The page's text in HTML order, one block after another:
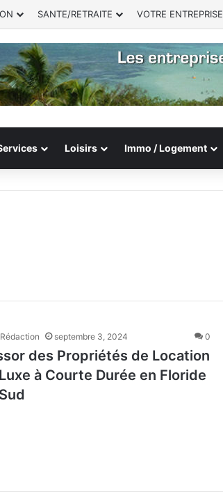
SANTE/RETRAITE VOTRE ENTREPRISE
Loisirs Immo / Logement
septembre 3, 2024 0
des Propriétés de Location
à Courte Durée en Floride